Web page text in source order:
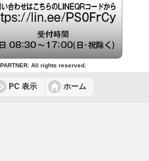
All rights reserved.
PC 表示 ホーム